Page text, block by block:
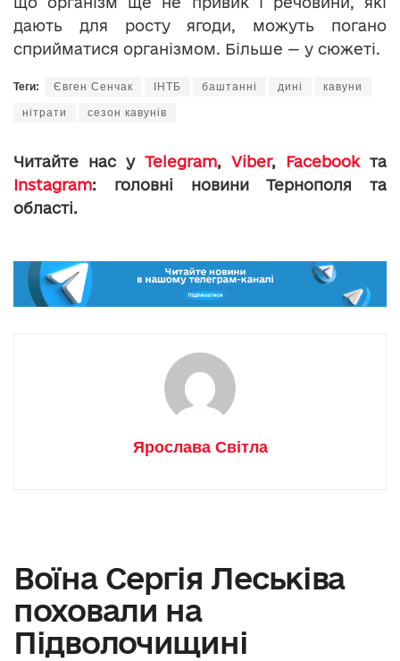
дають для росту ягоди, можуть погано
сприйматися організмом. Більше — у сюжеті.
Теги: Євген Сенчак ІНТБ баштанні дині кавуни
нітрати сезон кавунів
Читайте нас у Telegram, Viber, Facebookта
Instagram: головні новини Тернополя та
області.
Ярослава Світла
Воїна Сергія Леськіва
поховали на
Підволочищині